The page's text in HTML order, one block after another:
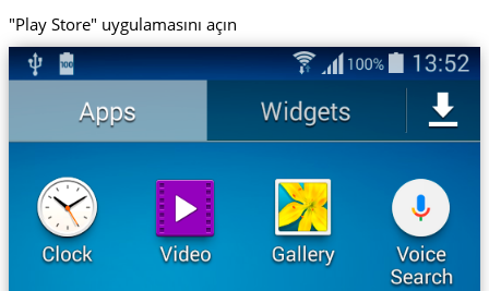
"Play Store" uygulamasını açın